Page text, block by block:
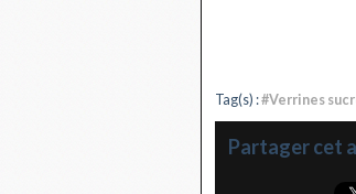
Tag(s) :#Verrines
Partager cet